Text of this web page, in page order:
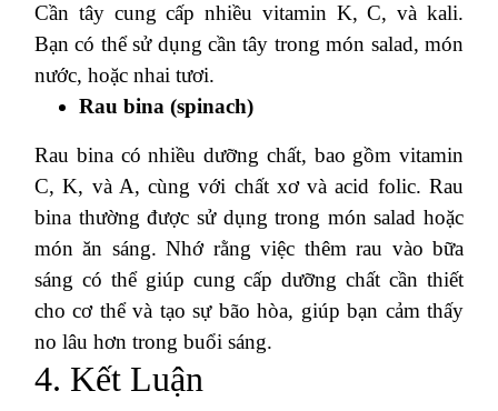
Cần tây cung cấp nhiều vitamin K, C, và kali.
Bạn có thể sử dụng cần tây trong món salad, món
nước, hoặc nhai tươi.
Rau bina (spinach)
Rau bina có nhiều dưỡng chất, bao gồm vitamin
C, K, và A, cùng với chất xơ và acid folic. Rau
bina thường được sử dụng trong món salad hoặc
món ăn sáng. Nhớ rằng việc thêm rau vào bữa
sáng có thể giúp cung cấp dưỡng chất cần thiết
cho cơ thể và tạo sự bão hòa, giúp bạn cảm thấy
no lâu hơn trong buổi sáng.
4. Kết Luận